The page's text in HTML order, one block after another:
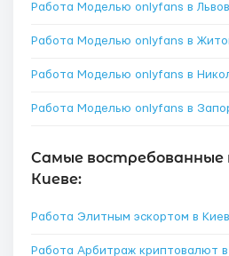
Работа Моделью onlyfans в Львов
Работа Моделью onlyfans в
Работа Моделью onlyfans в
Работа Моделью onlyfans в
Самые востребованные
Киеве:
Работа Элитным эскортом в
Работа Арбитраж криптовалют